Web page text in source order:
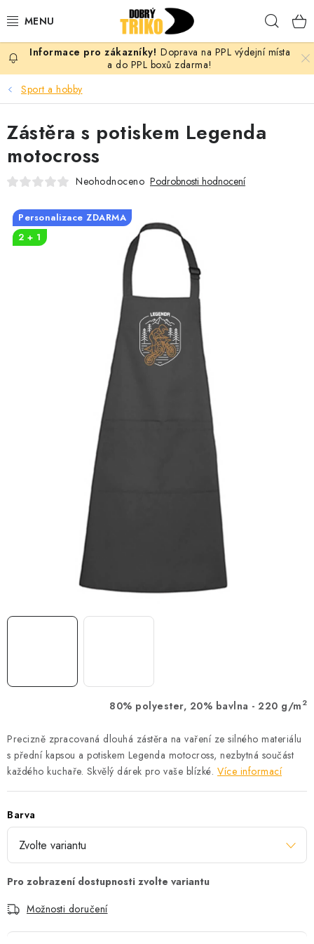
na
PRO ŽENY
PRO MUŽE
PRO DĚTI
PRO PÁRY
VLASTNÍ MOTIV
OKAMŽITĚ K ODBĚRU
MÁM SRDCE POMÁHÁM
PROVIZNÍ SYSTÉM
Časté otázky
Obchodní podmínky
Zásady zpracování ochrany osobních údajů
Napište nám
Doprava na PPL výdejní místa
a do PPL boxů zdarma!
Sport a hobby
80% polyester, 20% bavlna - 220 g/m 2
Precizně zpracovaná dlouhá zástěra na vaření ze silného materiálu
s přední kapsou a potiskem Legenda motocross, nezbytná součást
každého kuchaře. Skvělý dárek pro vaše blízké. Více informací
Barva
Možnosti doručení
Zástěra s potiskem Legenda
motocross
Neohodnoceno Podrobnosti hodnocení
Personalizace ZDARMA
2 + 1